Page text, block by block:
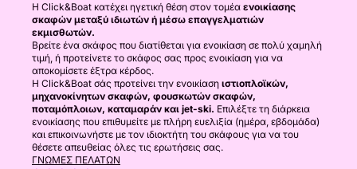
Η Click&Boat κατέχει ηγετική θέση στον τομέα ενοικίασης
σκαφών μεταξύ ιδιωτών ή μέσω επαγγελματιών
εκμισθωτών.
Βρείτε ένα σκάφος που διατίθεται για ενοικίαση σε πολύ χαμηλή
τιμή, ή προτείνετε το σκάφος σας προς ενοικίαση για να
αποκομίσετε έξτρα κέρδος.
Η Click&Boat σάς προτείνει την ενοικίαση ιστιοπλοϊκών,
μηχανοκίνητων σκαφών, φουσκωτών σκαφών,
ποταμόπλοιων, καταμαράν και jet-ski. Επιλέξτε τη διάρκεια
ενοικίασης που επιθυμείτε με πλήρη ευελιξία (ημέρα, εβδομάδα)
και επικοινωνήστε με τον ιδιοκτήτη του σκάφους για να του
θέσετε απευθείας όλες τις ερωτήσεις σας.
ΓΝΏΜΕΣ ΠΕΛΑΤΏΝ